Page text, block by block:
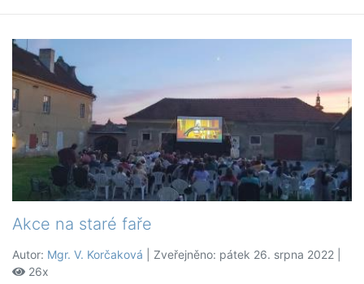
Akce na staré faře
Autor: Mgr. V. Korčaková | Zveřejněno: pátek 26. srpna 2022 |
26x